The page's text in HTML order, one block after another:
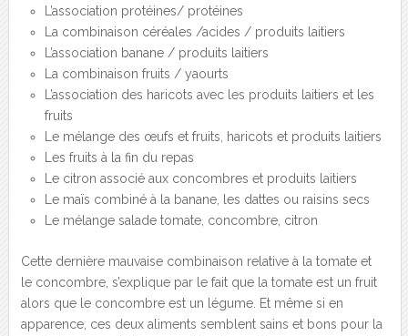
L’association protéines/ protéines
La combinaison céréales /acides / produits laitiers
L’association banane / produits laitiers
La combinaison fruits / yaourts
L’association des haricots avec les produits laitiers et les
fruits
Le mélange des œufs et fruits, haricots et produits laitiers
Les fruits à la fin du repas
Le citron associé aux concombres et produits laitiers
Le maïs combiné à la banane, les dattes ou raisins secs
Le mélange salade tomate, concombre, citron
Cette dernière mauvaise combinaison relative à la tomate et
le concombre, s’explique par le fait que la tomate est un fruit
alors que le concombre est un légume. Et même si en
apparence, ces deux aliments semblent sains et bons pour la